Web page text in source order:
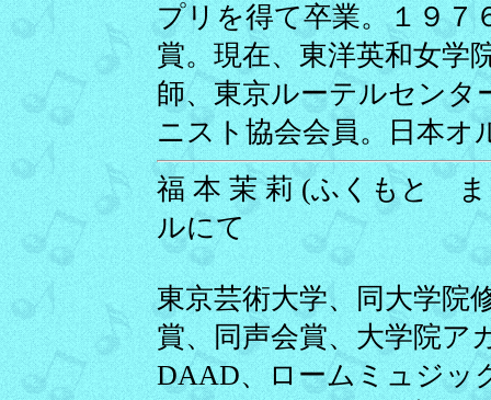
プリを得て卒業。１９７
賞。現在、東洋英和女学
師、東京ルーテルセンタ
ニスト協会会員。日本オ
福 本 茉 莉 (ふくもと
ルにて
東京芸術大学、同大学院
賞、同声会賞、大学院ア
DAAD、ロームミュジッ